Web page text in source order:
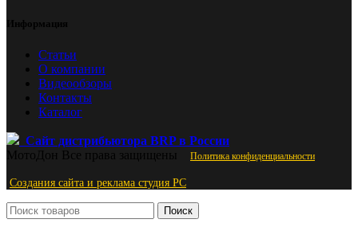
Информация
Статьи
О компании
Видеообзоры
Контакты
Каталог
Сайт дистрибьютора BRP в России
МотоДон Все права защищены Политика конфиденциальности
Создания сайта и реклама студия PС
Поиск